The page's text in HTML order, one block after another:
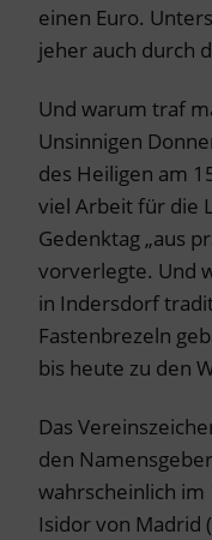
einen Euro.
jeher auch durch
Und warum traf
Unsinnigen
des Heiligen am
viel Arbeit für die
Gedenktag „aus
vorverlegte. Und
in Indersdorf
Fastenbrezeln
bis heute zu den
Das
den
wahrscheinlich im
Isidor von Madrid